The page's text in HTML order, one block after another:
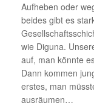
Aufheben oder
beides gibt es
wie Diguna.
auf, man könnte
Dann kommen
erstes, man
ausräumen…